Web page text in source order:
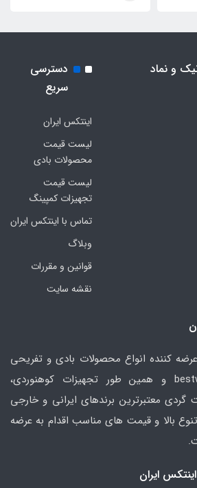
و نماد
دسترسی
سریع
اینتکس ایران
لیست قیمت
محصولات بادی
لیست قیمت
تجهیزات کمپینگ
تماس با اینتکس ایران
وبلاگ
قوانین و مقررات
نقشه سایت
کننده انواع محصولات بادی و تفریحی
برندهای intex و bestway و همین طور تجهیزات کوهنوردی،
معتبرترین برندهای ایرانی و خارجی
بالا و قیمت های مناسب اقدام به عرضه
ایران